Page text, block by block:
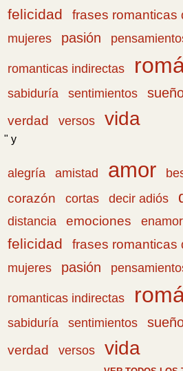
felicidad frases romanticas
mujeres
pasión
romanticas indirectas
sabiduría sentimientos
verdad
versos vida
" y
alegría amistad amor
corazón
cortas decir adiós
distancia emociones
felicidad frases romanticas
mujeres
pasión
romanticas indirectas
sabiduría sentimientos
verdad
versos vida